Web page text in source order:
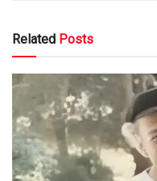
Related Posts